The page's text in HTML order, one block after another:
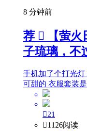
8 分钟前
荐  【萤
子琉璃，不
手机加了个打光
可甜的 衣服套装
21
1126阅读